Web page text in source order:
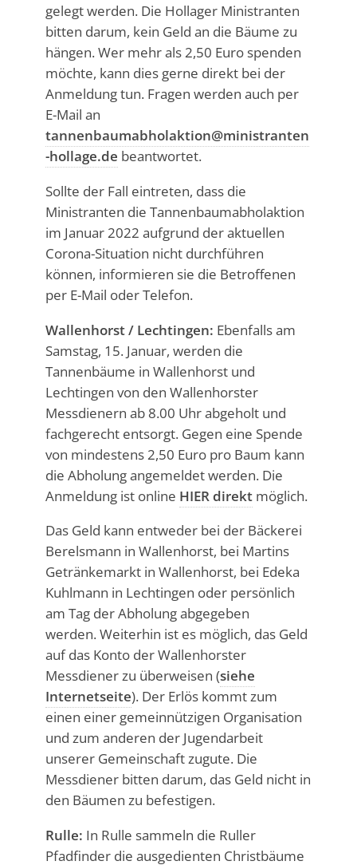
gelegt werden. Die Hollager Ministranten
bitten darum, kein Geld an die Bäume zu
hängen. Wer mehr als 2,50 Euro spenden
möchte, kann dies gerne direkt bei der
Anmeldung tun. Fragen werden auch per
E-Mail an
tannenbaumabholaktion@ministranten
-hollage.de beantwortet.
Sollte der Fall eintreten, dass die
Ministranten die Tannenbaumabholaktion
im Januar 2022 aufgrund der aktuellen
Corona-Situation nicht durchführen
können, informieren sie die Betroffenen
per E-Mail oder Telefon.
Wallenhorst / Lechtingen: Ebenfalls am
Samstag, 15. Januar, werden die
Tannenbäume in Wallenhorst und
Lechtingen von den Wallenhorster
Messdienern ab 8.00 Uhr abgeholt und
fachgerecht entsorgt. Gegen eine Spende
von mindestens 2,50 Euro pro Baum kann
die Abholung angemeldet werden. Die
Anmeldung ist online HIER direktmöglich.
Das Geld kann entweder bei der Bäckerei
Berelsmann in Wallenhorst, bei Martins
Getränkemarkt in Wallenhorst, bei Edeka
Kuhlmann in Lechtingen oder persönlich
am Tag der Abholung abgegeben
werden. Weiterhin ist es möglich, das Geld
auf das Konto der Wallenhorster
Messdiener zu überweisen (siehe
Internetseite). Der Erlös kommt zum
einen einer gemeinnützigen Organisation
und zum anderen der Jugendarbeit
unserer Gemeinschaft zugute. Die
Messdiener bitten darum, das Geld nicht in
den Bäumen zu befestigen.
Rulle: In Rulle sammeln die Ruller
Pfadfinder die ausgedienten Christbäume